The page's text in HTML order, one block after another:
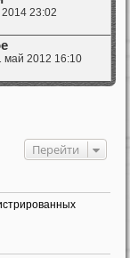
2014 23:02
май 2012 16:10
Перейти